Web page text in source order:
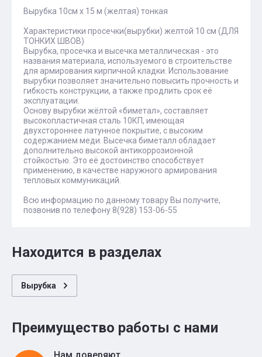
Вырубка 10см х 15 м (желтая) тонкая
Характеристики просечки(вырубки) желтой 10 см (ДЛЯ
ТОНКИХ ШВОВ)
Вырубка, просечка и высечка металлическая - это
названия материала, используемого в строительстве
для армирования кирпичной кладки. Использование
вырубки позволяет значительно повысить прочность и
гибкость конструкции, а также продлить срок её
эксплуатации.
Основу вырубки жёлтой «биметал», составляет
высокопластичная сталь 10КП, имеющая
двухстороннее латунное покрытие, с высоким
содержанием меди. Высечка биметалл обладает
дополнительно высокой антикоррозионной
стойкостью. Это её достоинство способствует
применению, в качестве наружного армирования
тепловых коммуникаций.
Всю информацию по данному товару Вы получите,
позвонив по телефону 8(928) 153-06-55
Находится в разделах
Вырубка
Преимущество работы с нами